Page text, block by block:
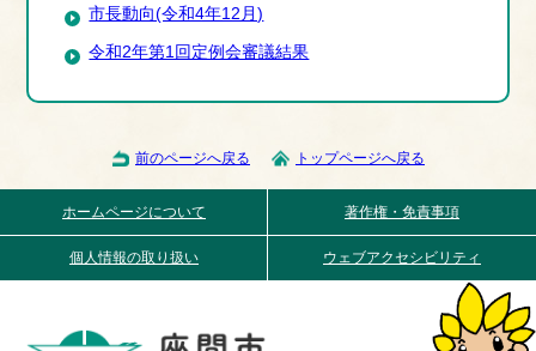
市長動向(令和4年12月)
令和2年第1回定例会審議結果
前のページへ戻る トップページへ戻る
ホームページについて 著作権・免責事項
個人情報の取り扱い ウェブアクセシビリティ